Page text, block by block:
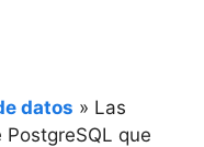
datos » Las
que